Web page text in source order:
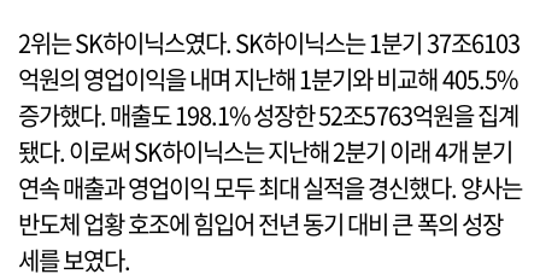
2위는 SK하이닉스였다. SK하이닉스는 1분기 37조6103
억원의 영업이익을 내며 지난해 1분기와 비교해 405.5%
증가했다. 매출도 198.1% 성장한 52조5763억원을 집계
됐다. 이로써 SK하이닉스는 지난해 2분기 이래 4개 분기
연속 매출과 영업이익 모두 최대 실적을 경신했다. 양사는
반도체 업황 호조에 힘입어 전년 동기 대비 큰 폭의 성장
세를 보였다.